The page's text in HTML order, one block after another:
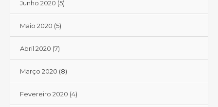
Junho 2020 (5)
Maio 2020 (5)
Abril 2020 (7)
Março 2020 (8)
Fevereiro 2020 (4)